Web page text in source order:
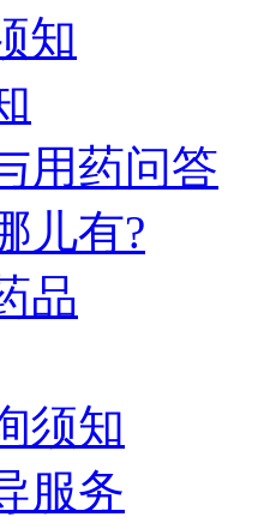
知
用药问答
儿有?
品
须知
服务